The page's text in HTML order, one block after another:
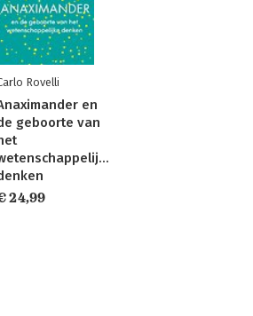
Rovelli
en
geboorte van
24,99